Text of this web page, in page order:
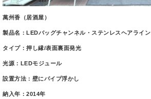
萬州香（居酒屋）
製品名：LEDバッグチャンネル・ステンレスヘアライン
タイプ：押し縁/表面裏面発光
光源：LEDモジュール
設置方法：壁にパイプ浮かし
納入年：2014年